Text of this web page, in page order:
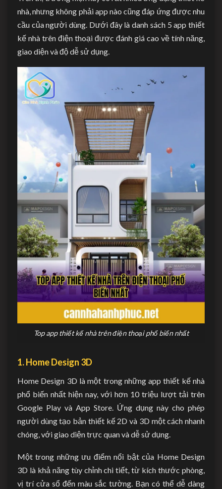
nhà, nhưng không phải app nào cũng đáp ứng được nhu
cầu của người dùng. Dưới đây là danh sách 5 app thiết
kế nhà trên điện thoại được đánh giá cao về tính năng,
giao diện và độ dễ sử dụng.
Top app thiết kế nhà trên điện thoại phổ biến nhất
1. Home Design 3D
Home Design 3D là một trong những app thiết kế nhà
phổ biến nhất hiện nay, với hơn 10 triệu lượt tải trên
Google Play và App Store. Ứng dụng này cho phép
người dùng tạo bản thiết kế 2D và 3D một cách nhanh
chóng, với giao diện trực quan và dễ sử dụng.
Một trong những ưu điểm nổi bật của Home Design
3D là khả năng tùy chỉnh chi tiết, từ kích thước phòng,
vị trí cửa sổ đến màu sắc tường. Bạn có thể dễ dàng